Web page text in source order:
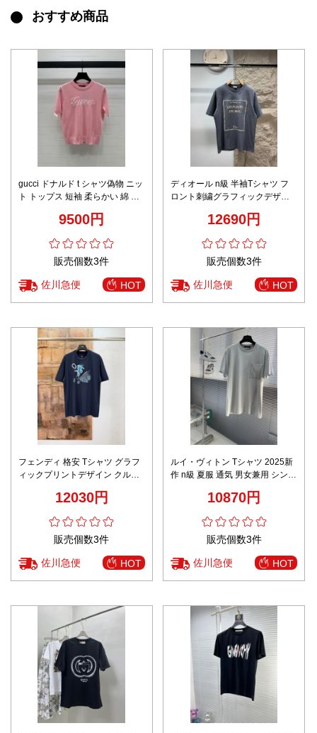
おすすめ商品
gucci ドナルド t シャツ偽物 ニッ
ト トップス 短袖 柔らかい 綿 シ
9500円
販売個数3件
佐川急便 HOT
ディオール n級 半袖Tシャツ フ
ロント刺繍グラフィックデザイ
12690円
販売個数3件
佐川急便 HOT
フェンディ 格安 Tシャツ グラフ
ィックプリントデザイン クルー
12030円
販売個数3件
佐川急便 HOT
ルイ・ヴィトン Tシャツ 2025新
作 n級 夏服 通気 男女兼用 シンプ
10870円
販売個数3件
佐川急便 HOT